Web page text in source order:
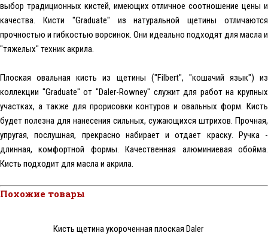
выбор традиционных кистей, имеющих отличное соотношение цены и
качества. Кисти "Graduate" из натуральной щетины отличаются
прочностью и гибкостью ворсинок. Они идеально подходят для масла и
"тяжелых" техник акрила.
Плоская овальная кисть из щетины ("Filbert", "кошачий язык") из
коллекции "Graduate" от "Daler-Rowney" служит для работ на крупных
участках, а также для прорисовки контуров и овальных форм. Кисть
будет полезна для нанесения сильных, сужающихся штрихов. Прочная,
упругая, послушная, прекрасно набирает и отдает краску. Ручка -
длинная, комфортной формы. Качественная алюминиевая обойма.
Кисть подходит для масла и акрила.
Похожие товары
Кисть щетина укороченная плоская Daler